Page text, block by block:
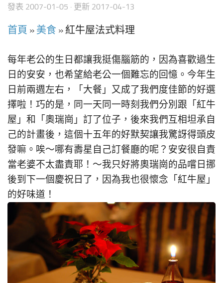
發表 2007-01-05 · 更新 2017-04-13
首頁 » 美食 » 紅牛屋法式料理
每年老公的生日都讓我挺傷腦筋的，因為喜歡過生
日的安安，也希望給老公一個難忘的回憶。今年生
日前兩週左右，「大餐」又成了我們度佳節的好選
擇啦！巧的是，同一天同一時刻我們分別跟「紅牛
屋」和「奧瑞崗」訂了位子，後來我們互相坦承自
己的計畫後，這個十五年的好默契讓我驚訝得頭皮
發嘛。唉～哪有壽星自己訂餐廳的呢？安安很自責
當老婆不太盡責耶！～我只好將奧瑞崗的品嚐日挪
後到下一個慶祝日了，因為我也很懷念「紅牛屋」
的好味道！